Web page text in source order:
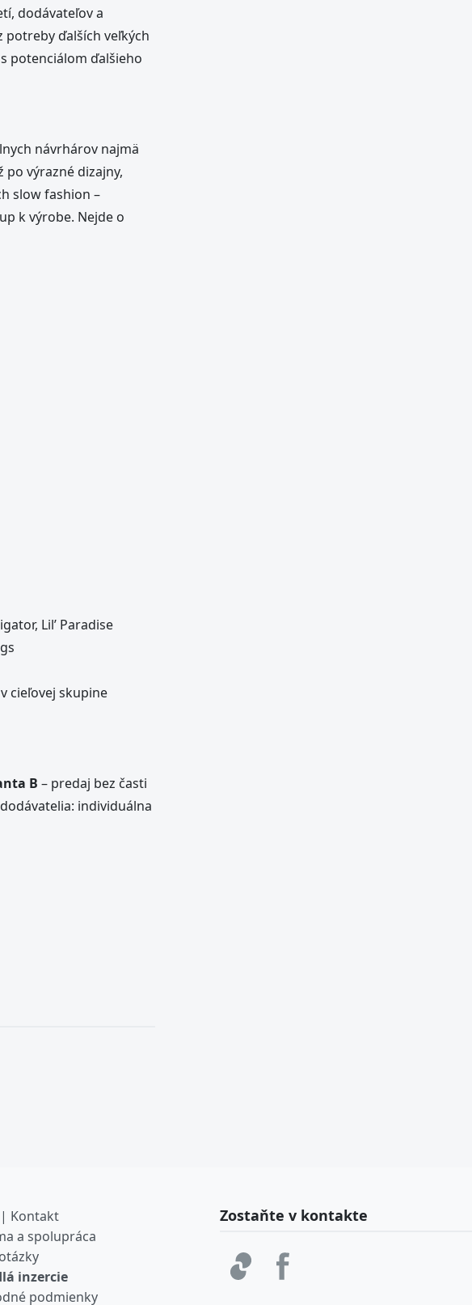
dodávateľov a
ďalších veľkých
potenciálom ďalšieho
návrhárov najmä
výrazné dizajny,
slow fashion –
k výrobe. Nejde o
Lil’ Paradise
cieľovej skupine
B – predaj bez časti
individuálna
Kontakt
a spolupráca
inzercie
podmienky
Zostaňte v kontakte